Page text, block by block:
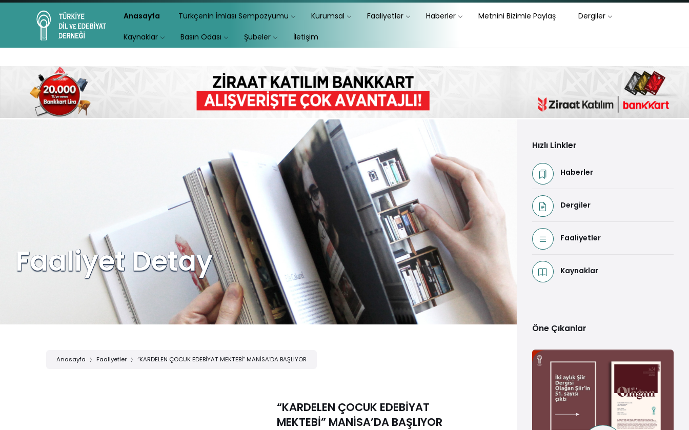
Anasayfa Türkçenin İmlası Sempozyumu Kurumsal Faaliyetler Haberler Metnini Bizimle Paylaş Dergiler
Kaynaklar Basın Odası Şubeler İletişim
Faaliyet Detay
Anasayfa Faaliyetler “KARDELEN ÇOCUK EDEBİYAT MEKTEBİ” MANİSA’DA BAŞLIYOR
“KARDELEN ÇOCUK EDEBİYAT
MEKTEBİ” MANİSA’DA BAŞLIYOR
Hızlı Linkler
Haberler
Dergiler
Faaliyetler
Kaynaklar
Öne Çıkanlar